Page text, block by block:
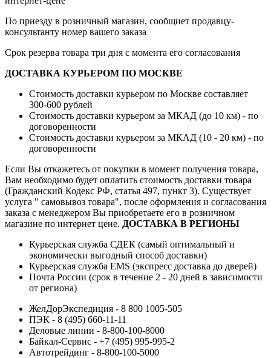
По приезду в розничный магазин, сообщиет продавцу-
консультанту номер вашего заказа
Срок резерва товара три дня с момента его согласования
ДОСТАВКА КУРЬЕРОМ ПО МОСКВЕ
Стоимость доставки курьером по Москве составляет
300-600 рублей
Стоимость доставки курьером за МКАД (до 10 км) - по
договоренности
Стоимость доставки курьером за МКАД (10 - 20 км) - по
договоренности
Если Вы откажетесь от покупки в момент получения товара,
Вам необходимо будет оплатить стоимость доставки товара
(Гражданский Кодекс РФ, статья 497, пункт 3). Существует
услуга " самовывоз товара", после оформления и согласования
заказа с менеджером Вы приобретаете его в розничном
магазине по интернет цене. ДОСТАВКА В РЕГИОНЫ
Курьерская служба СДЕК (самый оптимальный и
экономически выгодный способ доставки)
Курьерская служба EMS (экспресс доставка до дверей)
Почта России (срок в течение 2 - 20 дней в зависимости
от региона)
ЖелДорЭкспедиция - 8 800 1005-505
ПЭК - 8 (495) 660-11-11
Деловые линии - 8-800-100-8000
Байкал-Сервис - +7 (495) 995-995-2
Автотрейдинг - 8-800-100-5000